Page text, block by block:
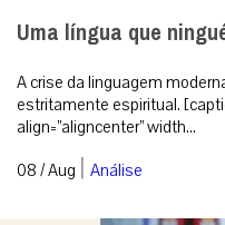
Uma língua que
A crise da linguagem
estritamente espiritual.
align=”aligncenter” width...
08 / Aug | Análise